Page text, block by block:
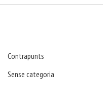
Contrapunts
Sense categoria